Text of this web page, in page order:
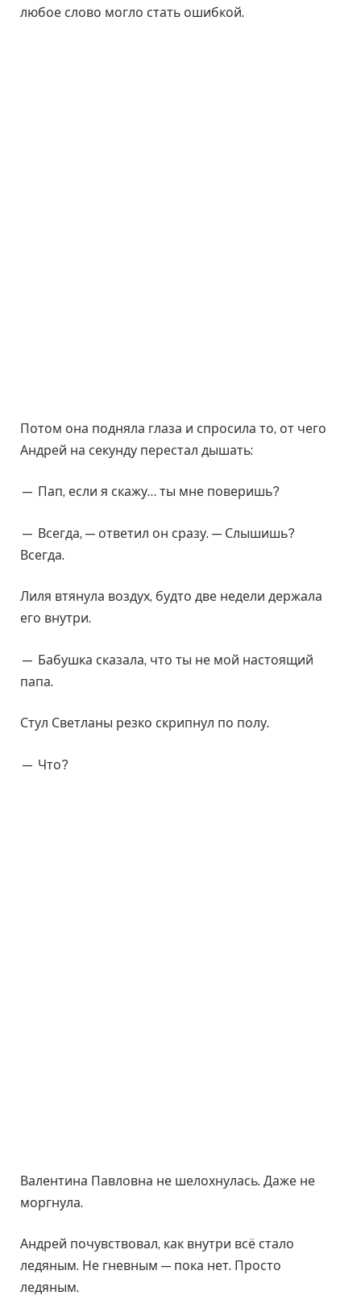
любое слово могло стать ошибкой.
Потом она подняла глаза и спросила то, от чего
Андрей на секунду перестал дышать:
— Пап, если я скажу… ты мне поверишь?
— Всегда, — ответил он сразу. — Слышишь?
Всегда.
Лиля втянула воздух, будто две недели держала
его внутри.
— Бабушка сказала, что ты не мой настоящий
папа.
Стул Светланы резко скрипнул по полу.
— Что?
Валентина Павловна не шелохнулась. Даже не
моргнула.
Андрей почувствовал, как внутри всё стало
ледяным. Не гневным — пока нет. Просто
ледяным.